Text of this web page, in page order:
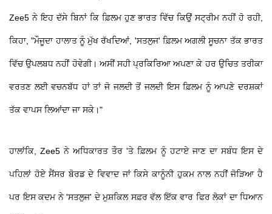
Zee5 ਨੇ ਇਹ ਦੱਸੇ ਬਿਨਾਂ ਕਿ ਫ਼ਿਲਮ ਹੁਣ ਭਾਰਤ ਵਿੱਚ ਕਿਉਂ ਸਟ੍ਰੀਮ ਨਹੀਂ ਹੋ ਰਹੀ,
ਕਿਹਾ, "ਮੌਜੂਦਾ ਹਾਲਾਤ ਨੂੰ ਮੁੱਖ ਰੱਖਦਿਆਂ, 'ਸਤਲੁਜ' ਫ਼ਿਲਮ ਅਗਲੀ ਸੂਚਨਾ ਤੱਕ ਭਾਰਤ
ਵਿੱਚ ਉਪਲਬਧ ਨਹੀਂ ਹੋਵੇਗੀ। ਅਸੀਂ ਸਹੀ ਪ੍ਰਕਿਰਿਆ ਅਪਣਾ ਕੇ ਹਰ ਉਚਿਤ ਤਰੀਕਾ
ਵਰਤਣ ਲਈ ਵਚਨਬੱਧ ਹਾਂ ਤਾਂ ਜੋ ਜਲਦੀ ਤੋਂ ਜਲਦੀ ਇਸ ਫ਼ਿਲਮ ਨੂੰ ਆਪਣੇ ਦਰਸ਼ਕਾਂ
ਤੱਕ ਵਾਪਸ ਲਿਆਂਦਾ ਜਾ ਸਕੇ।"
ਹਾਲਾਂਕਿ, Zee5 ਨੇ ਅਧਿਕਾਰਤ ਤੌਰ 'ਤੇ ਫ਼ਿਲਮ ਨੂੰ ਹਟਾਏ ਜਾਣ ਦਾ ਸਬੰਧ ਇਸ ਦੇ
ਪਹਿਲਾਂ ਹੋਏ ਸੈਂਸਰ ਬੋਰਡ ਦੇ ਵਿਵਾਦ ਜਾਂ ਕਿਸੇ ਕਾਨੂੰਨੀ ਹੁਕਮ ਨਾਲ ਨਹੀਂ ਜੋੜਿਆ ਹੈ
ਪਰ ਇਸ ਕਦਮ ਨੇ 'ਸਤਲੁਜ' ਦੇ ਮੁਸ਼ਕਿਲ ਸਫ਼ਰ ਵੱਲ ਇੱਕ ਵਾਰ ਫਿਰ ਲੋਕਾਂ ਦਾ ਧਿਆਨ